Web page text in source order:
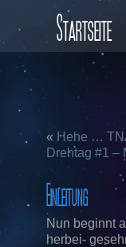
Startseite
« Hehe …
Drehtag #1 –
Einleitung
Nun beginnt
herbei-